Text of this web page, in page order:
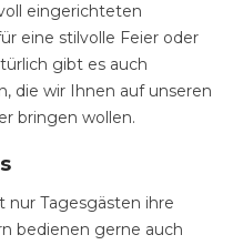
eingerichteten
eine stilvolle Feier oder
gibt es auch
die wir Ihnen auf unseren
bringen wollen.
nur Tagesgästen ihre
bedienen gerne auch